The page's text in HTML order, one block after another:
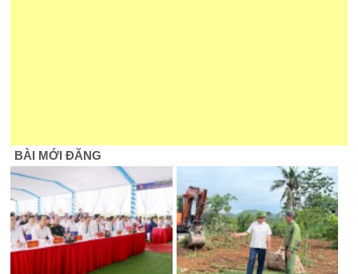
BÀI MỚI ĐĂNG